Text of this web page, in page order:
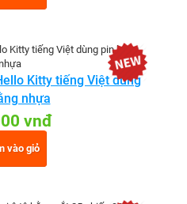
Kitty tiếng Việt dùng
nhựa
vnđ
vào giỏ